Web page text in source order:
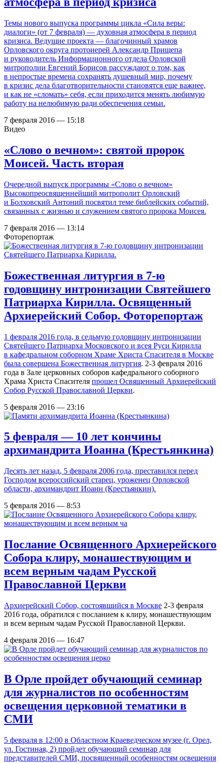
Темы нового выпуска программы цикла «Сила веры:
диалоги» (от 7 февраля) — духовная атмосфера в период
кризиса. Ведущие проекта — благочинный храмов
Орловского округа протоиерей Александр Прищепа
и руководитель Информационного отдела Орловской
митрополии Евгений Борисов рассуждают о том, как
в непростые времена сохранять душевный мир, почему
в кризис дела благотворительности становятся еще важнее,
и как не «сломать» себя, если приходится менять любимую
работу на нелюбимую ради обеспечения семьи.
7 февраля 2016 — 15:18
Видео
«Слово о вечном»: святой пророк
Моисей. Часть вторая
Очередной выпуск программы «Слово о вечном»
Высокопреосвященнейший митрополит Орловский
и Болховский Антоний посвятил теме библейских событий,
связанных с жизнью и служением святого пророка Моисея.
7 февраля 2016 — 13:14
Фоторепортаж
Божественная литургия в 7-ю
годовщину интронизации Святейшего
Патриарха Кирилла. Освященный
Архиерейский Собор. Фоторепортаж
1 февраля 2016 года, в седьмую годовщину интронизации
Святейшего Патриарха Московского и всея Руси Кирилла
в кафедральном соборном Храме Христа Спасителя в Москве
была совершена Божественная литургия. 2-3 февраля 2016
года в Зале церковных соборов кафедрального соборного
Храма Христа Спасителя прошел Освященный Архиерейский
Собор Русской Православной Церкви.
5 февраля 2016 — 23:16
5 февраля — 10 лет кончины
архимандрита Иоанна (Крестьянкина)
Десять лет назад, 5 февраля 2006 года, преставился перед
Господом всероссийский старец, уроженец Орловской
области, архимандрит Иоанн (Крестьянкин).
5 февраля 2016 — 8:53
Послание Освященного Архиерейского
Собора клиру, монашествующим и
всем верным чадам Русской
Православной Церкви
Архиерейский Собор, состоявшийся в Москве 2-3 февраля
2016 года, обратился с посланием к клиру, монашествующим
и всем верным чадам Русской Православной Церкви.
4 февраля 2016 — 16:47
В Орле пройдет обучающий семинар
для журналистов по особенностям
освещения церковной тематики в
СМИ
5 февраля в 12:00 в Областном Краеведческом музее (г. Орел,
ул. Гостиная, 2) пройдет обучающий семинар для
представителей СМИ, посвященный особенностям освещения